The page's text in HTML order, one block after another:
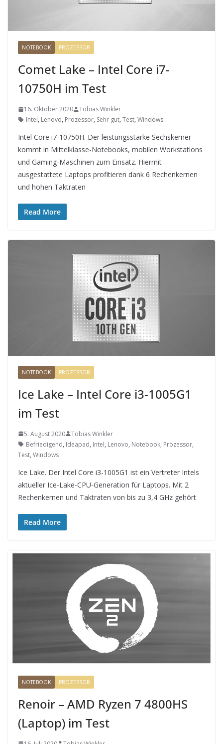
NOTEBOOK PROZESSOR
Comet Lake – Intel Core i7-
10750H im Test
16. Oktober 2020
Tobias Winkler
Intel, Lenovo, Prozessor, Sehr gut, Test, Windows
Intel Core i7-10750H. Der leistungsstarke Sechskerner
kommt in Mittelklasse-Notebooks, mobilen Workstations
und Gaming-Maschinen zum Einsatz. Hiermit
ausgestattete Laptops profitieren dank 6 Rechenkernen
und hohen Taktraten
Read More
NOTEBOOK PROZESSOR
Ice Lake – Intel Core i3-1005G1
im Test
5. August 2020
Tobias Winkler
Befriedigend, Ideapad, Intel, Lenovo, Notebook, Prozessor,
Test, Windows
Ice Lake. Der Intel Core i3-1005G1 ist ein Vertreter Intels
aktueller Ice-Lake-CPU-Generation für Laptops. Mit 2
Rechenkernen und Taktraten von bis zu 3,4 GHz gehört
Read More
NOTEBOOK PROZESSOR
Renoir – AMD Ryzen 7 4800HS
(Laptop) im Test